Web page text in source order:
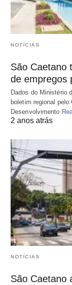
NOTÍCIAS
São Caetano
de empregos
Dados do Ministério
boletim regional pelo
Desenvolvimento
2 anos atrás
NOTÍCIAS
São Caetano